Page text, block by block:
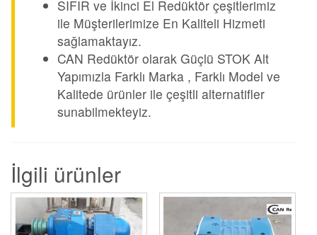
SIFIR ve İkinci El Redüktör çeşitlerimiz
ile Müşterilerimize En Kaliteli Hizmeti
sağlamaktayız.
CAN Redüktör olarak Güçlü STOK Alt
Yapımızla Farklı Marka , Farklı Model ve
Kalitede ürünler ile çeşitli alternatifler
sunabilmekteyiz.
İlgili ürünler